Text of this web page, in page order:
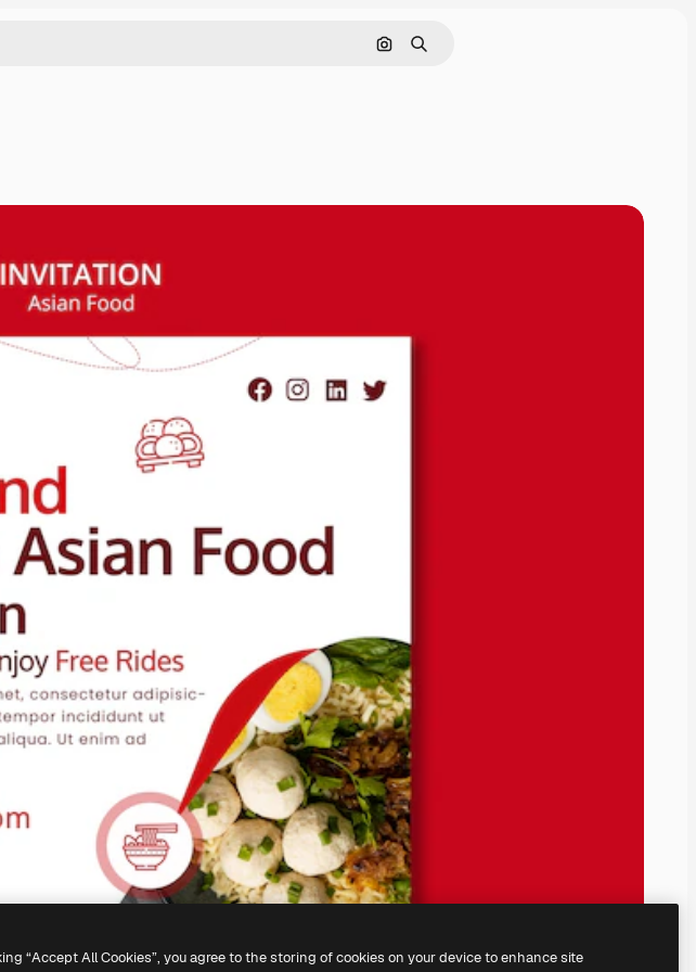
Pesquisar por imagem
Buscar
“Accept All Cookies”, you agree to the storing of cookies on your device to enhance site